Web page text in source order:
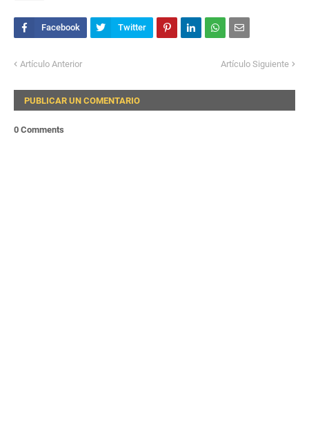
Artículo Anterior Artículo Siguiente
PUBLICAR UN COMENTARIO
0 Comments